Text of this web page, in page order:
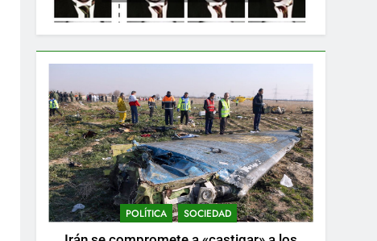
POLÍTICA SOCIEDAD